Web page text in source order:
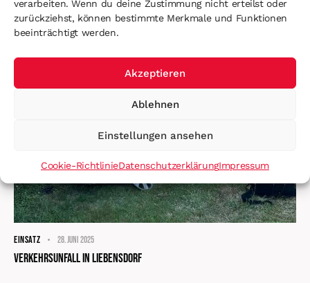
verarbeiten. Wenn du deine Zustimmung nicht erteilst oder
zurückziehst, können bestimmte Merkmale und Funktionen
beeinträchtigt werden.
Akzeptieren
Ablehnen
Einstellungen ansehen
Cookie-RichtlinieDatenschutzerklärungImpressum
EINSATZ 28. Juni 2025
Verkehrsunfall in Liebensdorf